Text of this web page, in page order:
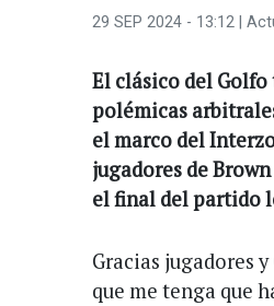
29 SEP 2024 - 13:12 |
El clásico del
polémicas
el marco del
jugadores de
el final del partido
Gracias jugadores
que me tenga que